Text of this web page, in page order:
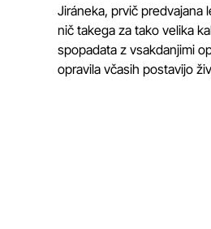
Jiráneka, prvič predvajana
nič takega za tako velika
spopadata z vsakdanjimi
opravila včasih postavijo